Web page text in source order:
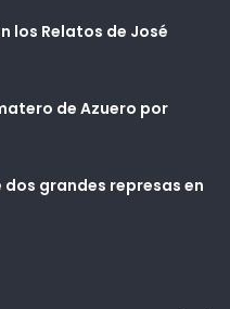
los Relatos de José
de Azuero por
grandes represas en